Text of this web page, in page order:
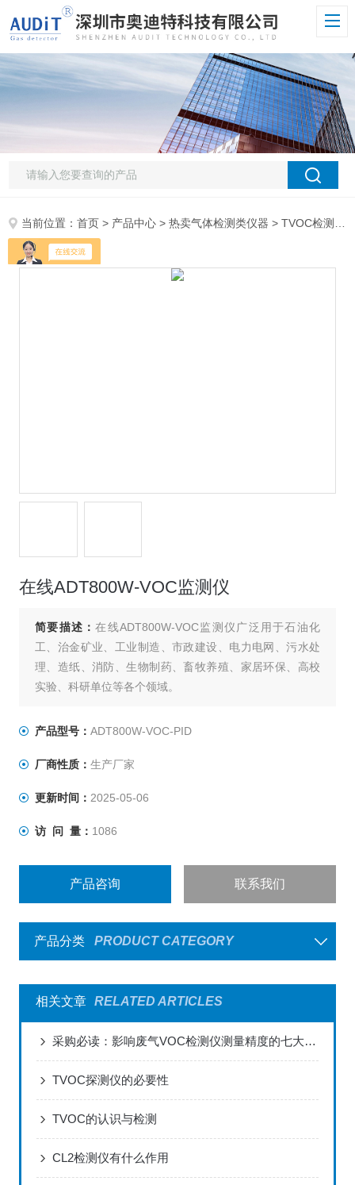
当前位置：首页 > 产品中心 >热卖气体检测类仪器 >TVOC检测仪
在线ADT800W-VOC监测仪
简要描述：在线ADT800W-VOC监测仪广泛用于石油化
工、治金矿业、工业制造、市政建设、电力电网、污水处
理、造纸、消防、生物制药、畜牧养殖、家居环保、高校
实验、科研单位等各个领域。
产品型号： ADT800W-VOC-PID
厂商性质： 生产厂家
更新时间： 2025-05-06
访 问 量： 1086
产品咨询 联系我们
产品分类 PRODUCT CATEGORY
相关文章 RELATED ARTICLES
采购必读：影响废气VOC检测仪测量精度的七大关键因素
TVOC探测仪的必要性
TVOC的认识与检测
CL2检测仪有什么作用